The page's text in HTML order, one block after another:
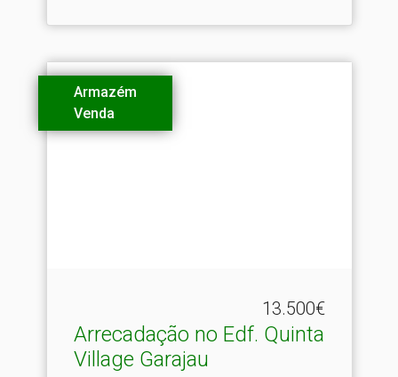
Armazém
Venda
13.500€
Arrecadação no Edf.​ Quinta
Village Garajau